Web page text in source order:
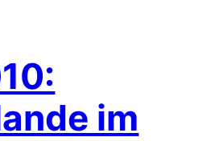
im